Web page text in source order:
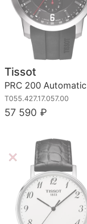
Tissot
T055.427.17.057.00
57 590 ₽